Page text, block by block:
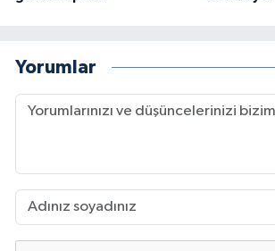
Yorumlar